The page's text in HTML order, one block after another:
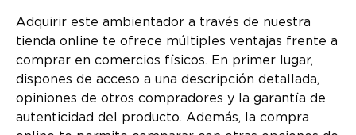
Adquirir este ambientador a través de nuestra
tienda online te ofrece múltiples ventajas frente a
comprar en comercios físicos. En primer lugar,
dispones de acceso a una descripción detallada,
opiniones de otros compradores y la garantía de
autenticidad del producto. Además, la compra